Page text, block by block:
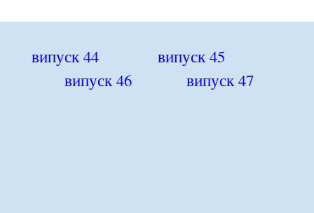
випуск 44 випуск 45
випуск 46
випуск 47